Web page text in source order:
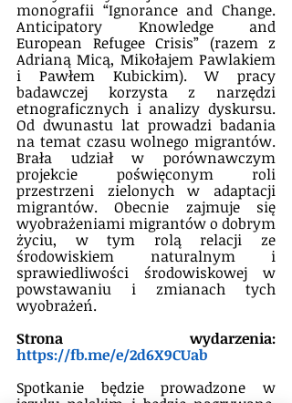
monografii “Ignorance and Change.
Anticipatory Knowledge and
European Refugee Crisis” (razem z
Adrianą Micą, Mikołajem Pawlakiem
i Pawłem Kubickim). W pracy
badawczej korzysta z narzędzi
etnograficznych i analizy dyskursu.
Od dwunastu lat prowadzi badania
na temat czasu wolnego migrantów.
Brała udział w porównawczym
projekcie poświęconym roli
przestrzeni zielonych w adaptacji
migrantów. Obecnie zajmuje się
wyobrażeniami migrantów o dobrym
życiu, w tym rolą relacji ze
środowiskiem naturalnym i
sprawiedliwości środowiskowej w
powstawaniu i zmianach tych
wyobrażeń.
https://fb.me/e/2d6X9CUab
Spotkanie będzie prowadzone w